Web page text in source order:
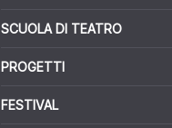
SCUOLA DI TEATRO
PROGETTI
FESTIVAL